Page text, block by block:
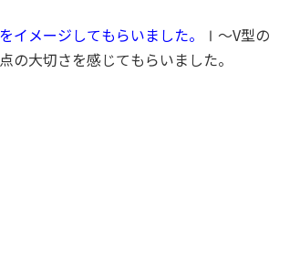
メージしてもらいました。
Ⅰ～V型の
大切さを感じてもらいました。